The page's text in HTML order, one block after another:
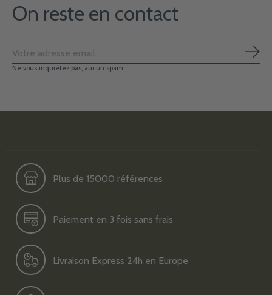
On reste en contact
Ne vous inquiétez pas, aucun spam
Plus de 15000 références
Paiement en 3 fois sans frais
Livraison Express 24h en Europe